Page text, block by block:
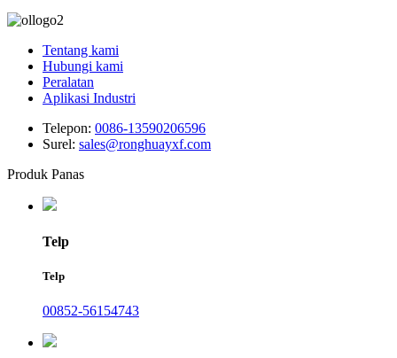
Tentang kami
Hubungi kami
Peralatan
Aplikasi Industri
Telepon: 0086-13590206596
Surel: sales@ronghuayxf.com
Produk Panas
Telp
Telp
00852-56154743